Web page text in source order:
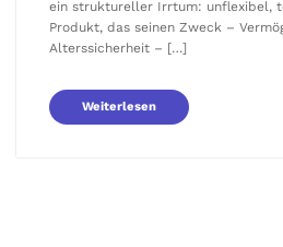
ein struktureller Irrtum: unflexibel,
Produkt, das seinen Zweck –
Alterssicherheit – […]
Weiterlesen